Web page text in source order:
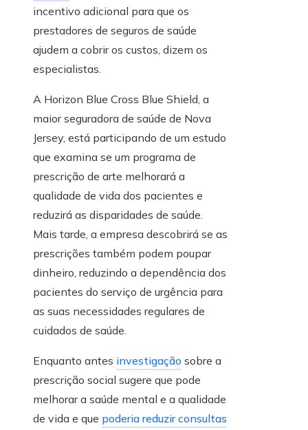
incentivo adicional para que os
prestadores de seguros de saúde
ajudem a cobrir os custos, dizem os
especialistas.
A Horizon Blue Cross Blue Shield, a
maior seguradora de saúde de Nova
Jersey, está participando de um estudo
que examina se um programa de
prescrição de arte melhorará a
qualidade de vida dos pacientes e
reduzirá as disparidades de saúde.
Mais tarde, a empresa descobrirá se as
prescrições também podem poupar
dinheiro, reduzindo a dependência dos
pacientes do serviço de urgência para
as suas necessidades regulares de
cuidados de saúde.
Enquanto antes investigação sobre a
prescrição social sugere que pode
melhorar a saúde mental e a qualidade
de vida e que poderia reduzir consultas